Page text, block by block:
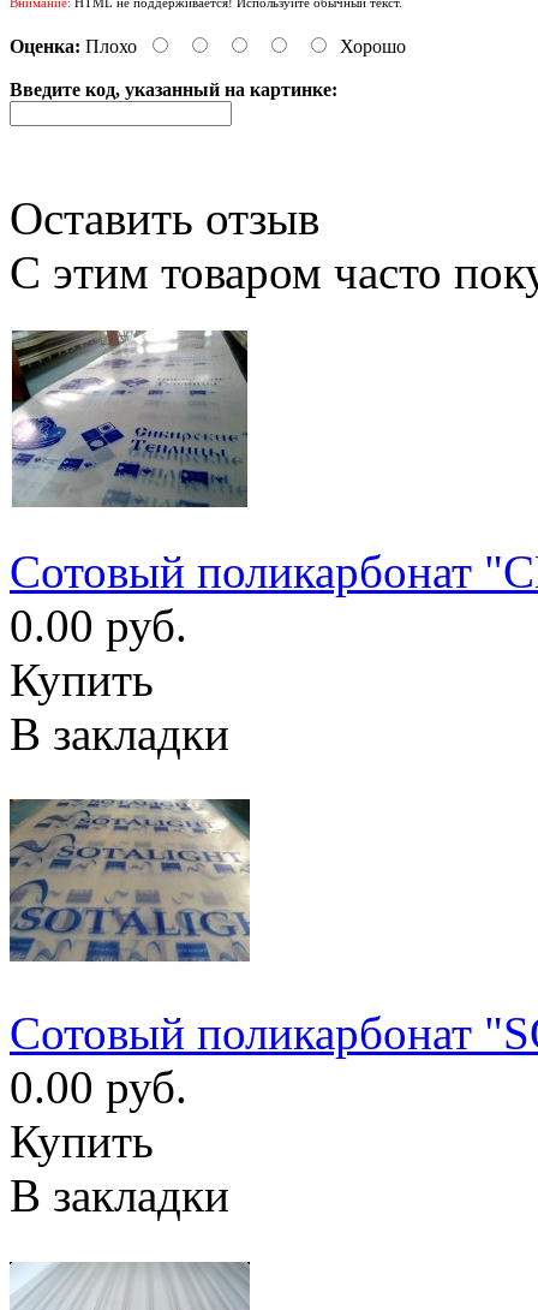
Оценка: Плохо Хорошо
Введите код, указанный на картинке:
Оставить отзыв
С этим товаром часто
Сотовый
0.00 руб.
Купить
В закладки
Сотовый поликарбонат
0.00 руб.
Купить
В закладки